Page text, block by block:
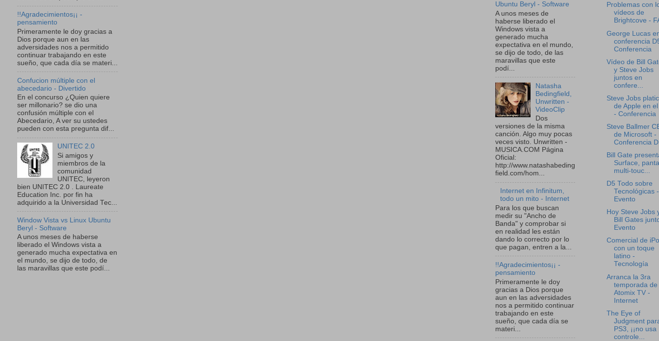
!!Agradecimientos¡¡ -
pensamiento
Primeramente le doy gracias a
Dios porque aun en las
adversidades nos a permitido
continuar trabajando en este
sueño, que cada día se materi...
Confucion múltiple con el
abecedario - Divertido
En el concurso ¿Quien quiere
ser millonario? se dio una
confusión múltiple con el
Abecedario, A ver su ustedes
pueden con esta pregunta dif...
UNITEC 2.0
Si amigos y
miembros de la
comunidad
UNITEC, leyeron
bien UNITEC 2.0 . Laureate
Education Inc. por fin ha
adquirido a la Universidad Tec...
Window Vista vs Linux Ubuntu
Beryl - Software
A unos meses de haberse
liberado el Windows vista a
generado mucha expectativa en
el mundo, se dijo de todo, de
las maravillas que este podí...
Ubuntu Beryl - Software
A unos meses de
haberse liberado el
Windows vista a
generado mucha
expectativa en el mundo,
se dijo de todo, de las
maravillas que este
podí...
Natasha
Bedingfield,
Unwritten -
VideoClip
Dos
versiones de la misma
canción. Algo muy pocas
veces visto. Unwritten -
MUSICA.COM Página
Oficial:
http://www.natashabeding
field.com/hom...
Internet en Infinitum,
todo un mito - Internet
Para los que buscan
medir su "Ancho de
Banda" y comprobar si
en realidad les están
dando lo correcto por lo
que pagan, entren a la...
!!Agradecimientos¡¡ -
pensamiento
Primeramente le doy
gracias a Dios porque
aun en las adversidades
nos a permitido continuar
trabajando en este
sueño, que cada día se
materi...
Problemas con
vídeos de
Brightcove -
George Lucas
conferencia
Conferencia
Vídeo de Bill
y Steve Jobs
juntos en
confere...
Steve Jobs
de Apple en
- Conferencia
Steve Ballmer
de Microsoft -
Conferencia
Bill Gate
Surface,
multi-touc...
D5 Todo sobre
Tecnológicas -
Evento
Hoy Steve Jobs
Bill Gates
Evento
Comercial de
con un toque
latino -
Tecnología
Arranca la 3ra
temporada de
Atomix TV -
Internet
The Eye of
Judgment
PS3, ¡¡no usa
controle...